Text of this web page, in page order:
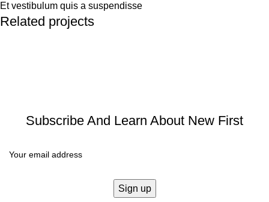
Et vestibulum quis a suspendisse
Related projects
Subscribe And Learn About New First